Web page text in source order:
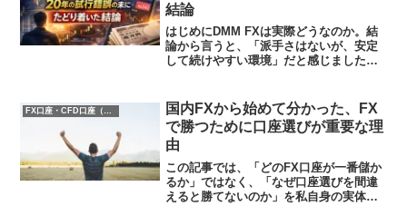
結論
はじめにDMM FXは実際どうなのか。結
論から言うと、「派手さはないが、安定
して続けやすい環境」だと感じました。
その試行錯誤の中で気づいたのは、手法
よりも先に“壊れ...
FX口座・CFD口座（GOLD）
国内FXから始めて分かった、FX
で勝つために口座選びが重要な理
由
この記事では、「どのFX口座が一番儲か
るか」ではなく、「なぜ口座選びを間違
えると勝てないのか」を私自身の実体験